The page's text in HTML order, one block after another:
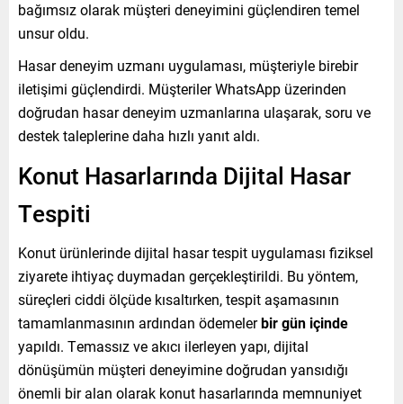
bağımsız olarak müşteri deneyimini güçlendiren temel
unsur oldu.
Hasar deneyim uzmanı uygulaması, müşteriyle birebir
iletişimi güçlendirdi. Müşteriler WhatsApp üzerinden
doğrudan hasar deneyim uzmanlarına ulaşarak, soru ve
destek taleplerine daha hızlı yanıt aldı.
Konut Hasarlarında Dijital Hasar
Tespiti
Konut ürünlerinde dijital hasar tespit uygulaması fiziksel
ziyarete ihtiyaç duymadan gerçekleştirildi. Bu yöntem,
süreçleri ciddi ölçüde kısaltırken, tespit aşamasının
tamamlanmasının ardından ödemelerbir gün içinde
yapıldı. Temassız ve akıcı ilerleyen yapı, dijital
dönüşümün müşteri deneyimine doğrudan yansıdığı
önemli bir alan olarak konut hasarlarında memnuniyet